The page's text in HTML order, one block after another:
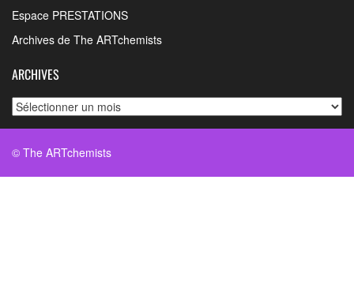
Espace PRESTATIONS
Archives de The ARTchemists
ARCHIVES
Archives
© The ARTchemists